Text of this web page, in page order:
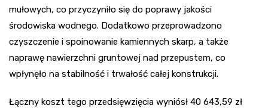
mułowych, co przyczyniło się do poprawy jakości
środowiska wodnego. Dodatkowo przeprowadzono
czyszczenie i spoinowanie kamiennych skarp, a także
naprawę nawierzchni gruntowej nad przepustem, co
wpłynęło na stabilność i trwałość całej konstrukcji.
Łączny koszt tego przedsięwzięcia wyniósł 40 643,59 zł